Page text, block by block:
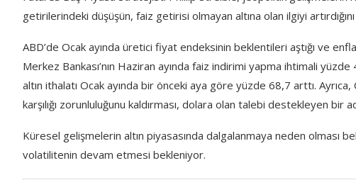
getirilerindeki düşüşün, faiz getirisi olmayan altına olan ilgiyi
ABD’de Ocak ayında üretici fiyat endeksinin beklentileri aştığı ve
Merkez Bankası’nın Haziran ayında faiz indirimi yapma ihtimali
altın ithalatı Ocak ayında bir önceki aya göre yüzde 68,7 arttı.
karşılığı zorunluluğunu kaldırması, dolara olan talebi destekleyen bir
Küresel gelişmelerin altın piyasasında dalgalanmaya neden olması
volatilitenin devam etmesi bekleniyor.